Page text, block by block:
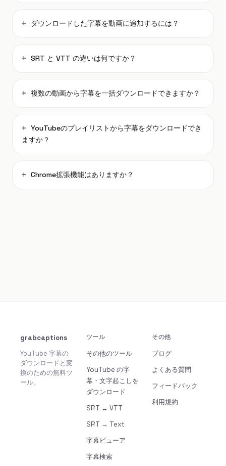
ダウンロードした字幕を動画に追加するには？
SRT と VTT の違いは何ですか？
複数の動画から字幕を一括ダウンロードできますか？
YouTubeのプレイリストから字幕をダウンロードでき
ますか？
Chrome拡張機能はありますか？
grabcaptions
YouTube 字幕の
ダウンロードと変
換のための無料ツ
ール。
ツール
その他のツール
YouTube の字
幕・文字起こしを
ダウンロード
SRT ↔ VTT
SRT → Text
字幕ビューア
字幕検索
その他
ブログ
よくある質問
フィードバック
利用規約